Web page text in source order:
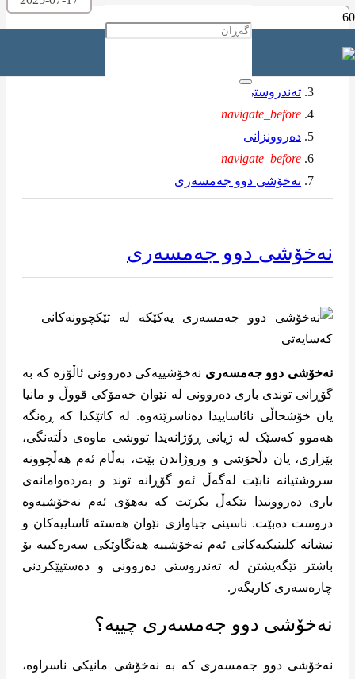
تەندروستی
navigate_before
دەروونزانی
navigate_before
نەخۆشی دوو جەمسەری
نەخۆشی دوو جەمسەری
نەخۆشی دوو جەمسەری نەخۆشییەکی دەروونی ئاڵۆزە کە بە
گۆڕانی توندی باری دەروونی لە نێوان خەمۆکی قووڵ و مانیا
یان خۆشحاڵی نائاساییدا دەناسرێتەوە. لە کاتێکدا کە ڕەنگە
هەموو کەسێک لە ژیانی ڕۆژانەیدا تووشی ماوەی دڵتەنگی،
بێزاری، یان دڵخۆشی و وروژاندن بێت، بەڵام ئەم هەڵچوونە
سروشتیانە نابێت لەگەڵ ئەو گۆڕانە توند و بەردەوامانەی
باری دەروونیدا تێکەڵ بکرێت کە بەهۆی ئەم نەخۆشیەوە
دروست دەبێت. ناسینی جیاوازی نێوان هەستە ئاساییەکان و
نیشانە کلینیکیەکانی ئەم نەخۆشییە هەنگاوێکی سەرەکییە بۆ
باشتر تێگەیشتن لە تەندروستی دەروونی و دەستپێکردنی
چارەسەری کاریگەر.
نەخۆشی دوو جەمسەری چییە؟
نەخۆشی دوو جەمسەری کە بە نەخۆشی مانیکی ناسراوە،